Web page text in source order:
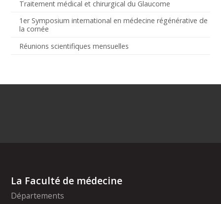
Traitement médical et chirurgical du Glaucome
1er Symposium international en médecine régénérative de
la cornée
Réunions scientifiques mensuelles
La Faculté de médecine
Départements